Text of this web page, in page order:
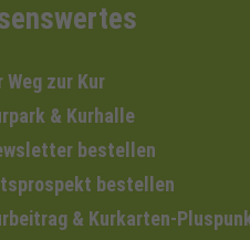
Weg zur Kur
& Kurhalle
bestellen
bestellen
& Kurkarten-